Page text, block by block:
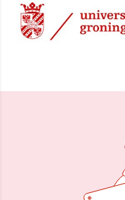
15 nov 2015,